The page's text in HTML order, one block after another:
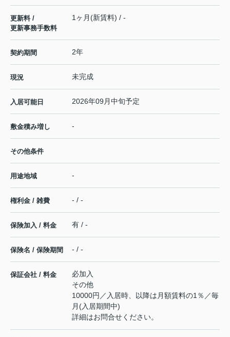
更新料 /
更新事務手数料
1ヶ月(新賃料) / -
契約期間 2年
現況 未完成
入居可能日 2026年09月中旬予定
敷金積み増し -
その他条件
用途地域 -
権利金 / 雑費 - / -
保険加入 / 料金 有 / -
保険名 / 保険期間 - / -
保証会社 / 料金
必加入
その他
10000円／入居時、以降は月額賃料の1％／毎
月(入居期間中)
詳細はお問合せください。